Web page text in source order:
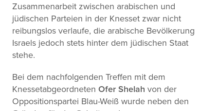
Zusammenarbeit zwischen arabischen und
jüdischen Parteien in der Knesset zwar nicht
reibungslos verlaufe, die arabische Bevölkerung
Israels jedoch stets hinter dem jüdischen Staat
stehe.
Bei dem nachfolgenden Treffen mit dem
Knessetabgeordneten Ofer Shelah von der
Oppositionspartei Blau-Weiß wurde neben den